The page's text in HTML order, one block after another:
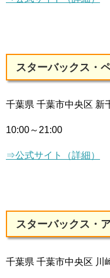
スターバックス・
千葉県 千葉市中央区 新
10:00～21:00
⇒公式サイト（詳細）
スターバックス・
千葉県 千葉市中央区 川